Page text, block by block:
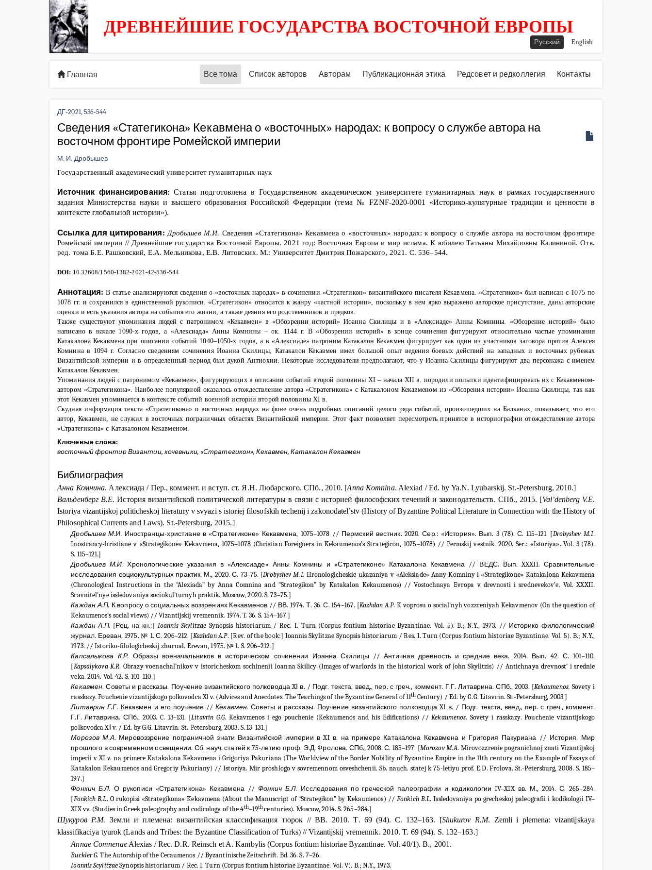
ДРЕВНЕЙШИЕ ГОСУДАРСТВА ВОСТОЧНОЙ ЕВРОПЫ
Русский English
Главная Все тома Список авторов Авторам Публикационная этика Редсовет и редколлегия Контакты
ДГ-2021, 536-544
Сведения «Статегикона» Кекавмена о «восточных» народах: к вопросу о службе автора на
восточном фронтире Ромейской империи
М. И. Дробышев
Государственный академический университет гуманитарных наук
Источник финансирования: Статья подготовлена в Государственном академическом университете гуманитарных наук в рамках государственного
задания Министерства науки и высшего образования Российской Федерации (тема № FZNF-2020-0001 «Историко-культурные традиции и ценности в
контексте глобальной истории»).
Ссылка для цитирования:Дробышев М.И. Сведения «Статегикона» Кекавмена о «восточных» народах: к вопросу о службе автора на восточном фронтире
Ромейской империи // Древнейшие государства Восточной Европы. 2021 год: Восточная Европа и мир ислама. К юбилею Татьяны Михайловны Калининой. Отв.
ред. тома Б.Е. Рашковский, Е.А. Мельникова, Е.В. Литовских. М.: Университет Дмитрия Пожарского, 2021. С. 536–544.
DOI: 10.32608/1560-1382-2021-42-536-544
Аннотация: В статье анализируются сведения о «восточных народах» в сочинении «Стратегикон» византийского писателя Кекавмена. «Стратегикон» был написан с 1075 по
1078 гг. и сохранился в единственной рукописи. «Стратегикон» относится к жанру «частной истории», поскольку в нем ярко выражено авторское присутствие, даны авторские
оценки и есть указания автора на события его жизни, а также деяния его родственников и предков.
Также существуют упоминания людей с патронимом «Кекавмен» в «Обозрении историй» Иоанна Скилицы и в «Алексиаде» Анны Комнины. «Обозрение историй» было
написано в начале 1090-х годов, а «Алексиада» Анны Комнины – ок. 1144 г. В «Обозрении историй» в конце сочинения фигурируют относительно частые упоминания
Катакалона Кекавмена при описании событий 1040–1050-х годов, а в «Алексиаде» патроним Катакалон Кекавмен фигурирует как один из участников заговора против Алексея
Комнина в 1094 г. Согласно сведениям сочинения Иоанна Скилицы, Катакалон Кекавмен имел большой опыт ведения боевых действий на западных и восточных рубежах
Византийской империи и в определенный период был дукой Антиохии. Некоторые исследователи предполагают, что у Иоанна Скилицы фигурируют два персонажа с именем
Катакалон Кекавмен.
Упоминания людей с патронимом «Кекавмен», фигурирующих в описании событий второй половины XI – начала XII в. породили попытки идентифицировать их с Кекавменом-
автором «Стратегикона». Наиболее популярной оказалось отождествление автора «Стратегикона» с Катакалоном Кекавменом из «Обозрения истории» Иоанна Скилицы, так как
этот Кекавмен упоминается в контексте событий военной истории второй половины XI в.
Скудная информация текста «Стратегикона» о восточных народах на фоне очень подробных описаний целого ряда событий, произошедших на Балканах, показывает, что его
автор, Кекавмен, не служил в восточных пограничных областях Византийской империи. Этот факт позволяет пересмотреть принятое в историографии отождествление автора
«Стратегикона» с Катакалоном Кекавменом.
Ключевые слова:
восточный фронтир Византии, кочевники, «Стратегикон», Кекавмен, Катакалон Кекавмен
Библиография
Анна Комнина. Алексиада / Пер., коммент. и вступ. ст. Я.Н. Любарского. СПб., 2010. [Anna Komnina. Alexiad / Ed. by Ya.N. Lyubarskij. St.-Petersburg, 2010.]
Вальденберг В.Е.История византийской политической литературы в связи с историей философских течений и законодательств. СПб., 2015. [Val’denberg V.E.
Istoriya vizantijskoj politicheskoj literatury v svyazi s istoriej filosofskih techenij i zakonodatel’stv (History of Byzantine Political Literature in Connection with the History of
Philosophical Currents and Laws). St.-Petersburg, 2015.]
Дробышев М.И. Иностранцы-христиане в «Стратегиконе» Кекавмена, 1075–1078 // Пермский вестник. 2020. Сер.: «История». Вып. 3 (78). С. 115–121. [Drobyshev M.I.
Inostrancy-hristiane v «Strategikone» Kekavmena, 1075–1078 (Christian Foreigners in Kekaumenos’s Strategicon, 1075–1078) // Permskij vestnik. 2020. Ser.: «Istoriya». Vol. 3 (78).
S. 115–121.]
Дробышев М.И.Хронологические указания в «Алексиаде» Анны Комнины и «Стратегиконе» Катакалона Кекавмена // ВЕДС. Вып. XXXII. Сравнительные
исследования социокультурных практик. М., 2020. С. 73–75. [Drobyshev M.I. Hronologicheskie ukazaniya v «Aleksiade» Anny Komniny i «Strategikone» Katakalona Kekavmena
(Chronological Instructions in the “Alexiada” by Anna Comnina and “Strategikon” by Katakalon Kekaumenos) // Vostochnaya Evropa v drevnosti i srednevekov’e. Vol. XXXII.
Sravnitel’nye issledovaniya sociokul’turnyh praktik. Moscow, 2020. S. 73–75.]
Каждан А.П. К вопросу о социальных воззрениях Кекавменов // ВВ. 1974. Т. 36. С. 154–167. [Kazhdan A.P. K voprosu o social’nyh vozzreniyah Kekavmenov (On the question of
Kekaumenos’s social views) // Vizantijskij vremennik. 1974. T. 36. S. 154–167.]
Каждан А.П. [Рец. на кн.:]Ioannis Skylitzae Synopsis historiarum / Reс. I. Turn (Corpus fontium historiae Byzantinae. Vol. 5).B.; N.Y., 1973. // Историко-филологический
журнал. Ереван, 1975. № 1.С. 206–212. [Kazhdan A.P. [Rev. of the book:] Ioannis Skylitzae Synopsis historiarum / Res. I. Turn (Corpus fontium historiae Byzantinae. Vol. 5). B.; N.Y.,
1973. // Istoriko-filologicheskij zhurnal. Erevan, 1975. № 1. S. 206–212.]
Капсалыкова К.Р. Образы военачальников в историческом сочинении Иоанна Скилицы//Античная древность и средние века. 2014. Вып. 42. С. 101–110.
[Kapsalykova K.R. Obrazy voenachal’nikov v istoricheskom sochinenii Ioanna Skilicy (Images of warlords in the historical work of John Skylitzis) // Antichnaya drevnost’ i srednie
veka. 2014. Vol. 42. S. 101–110.]
Кекавмен. Советы и рассказы. Поучение византийского полководца XΙ в. / Подг. текста, введ., пер. с греч., коммент. Г.Г. Литаврина. СПб., 2003. [Kekaumenos. Sovety i
rasskazy. Pouchenie vizantijskogo polkovodca XΙ v. (Advices and Anecdotes. The Teachings of the Byzantine General of 11th Century) / Ed. by G.G. Litavrin. St.-Petersburg, 2003.]
Литаврин Г.Г. Кекавмен и его поучение //Кекавмен. Советы и рассказы. Поучение византийского полководца XΙ в. / Подг. текста, введ., пер. с греч., коммент.
Г.Г. Литаврина. СПб., 2003.C. 13–131. [Litavrin G.G. Kekavmenos i ego pouchenie (Kekaumenos and his Edifications) //Kekaumenos. Sovety i rasskazy. Pouchenie vizantijskogo
polkovodca XΙ v. / Ed. by G.G. Litavrin. St.-Petersburg, 2003. S. 13–131.]
Морозов М.А. Мировоззрение пограничной знати Византийской империи в XI в. на примере Катакалона Кекавмена и Григория Пакуриана // История. Мир
прошлого в современном освещении. Сб. науч. статей к 75-летию проф. Э.Д. Фролова. СПб., 2008. С. 185–197. [Morozov M.A. Mirovozzrenie pogranichnoj znati Vizantijskoj
imperii v XI v. na primere Katakalona Kekavmena i Grigoriya Pakuriana (The Worldview of the Border Nobility of Byzantine Empire in the 11th century on the Example of Essays of
Katakalon Kekaumenos and Gregoriy Pakuriany) // Istoriya. Mir proshlogo v sovremennom osveshchenii. Sb. nauch. statej k 75-letiyu prof. E.D. Frolova. St.-Petersburg, 2008. S. 185–
197.]
Фонкич Б.Л.О рукописи «Стратегикона» Кекавмена // Фонкич Б.Л. Исследования по греческой палеографии и кодикологии IV–XIX вв. М., 2014. С. 265–284.
[Fonkich B.L. O rukopisi «Strategikona» Kekavmena (About the Manuscript of “Strategikon” by Kekaumenos) //Fonkich B.L. Issledovaniya po grecheskoj paleografii i kodikologii IV–
XIX vv. (Studies in Greek paleography and codicology of the 4th–19thcenturies). Moscow, 2014. S. 265–284.]
Шукуров Р.М. Земли и племена: византийская классификация тюрок // ВВ. 2010. Т. 69 (94).С. 132–163. [Shukurov R.M. Zemli i plemena: vizantijskaya
klassifikaciya tyurok (Lands and Tribes: the Byzantine Classification of Turks)// Vizantijskij vremennik. 2010. T. 69 (94). S. 132–163.]
Annae ComnenaeAlexias / Rec. D.R. Reinsch et A. Kambylis (Corpus fontium historiae Byzantinae. Vol. 40/1).B., 2001.
Buckler G. The Autorship of the Cecaumenos // Byzantinische Zeitschrift. Bd. 36. S. 7–26.
Ioannis ScylitzaeSynopsis historiarum / Rec. I. Turn (Corpus fontium historiae Byzantinae. Vol. V). B.; N.Y., 1973.